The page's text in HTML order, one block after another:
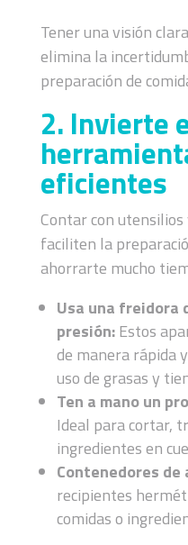
Tener una visión
elimina la
preparación de
2. Invierte
eficientes
Contar con
faciliten la
ahorrarte mucho
Usa una freidora
presión:Estos
de manera rápida
uso de grasas y
Ten a mano un
Ideal para cortar,
ingredientes en
Contenedores
recipientes
comidas o